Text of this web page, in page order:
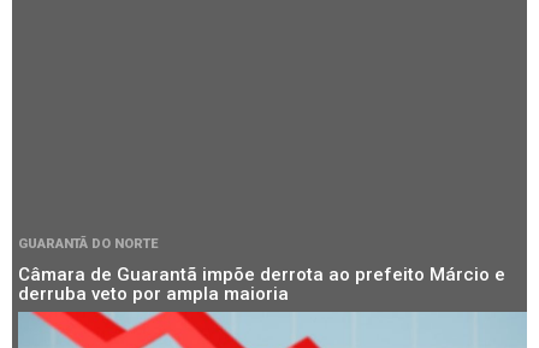
GUARANTÃ DO NORTE
Câmara de Guarantã impõe derrota ao prefeito Márcio e
derruba veto por ampla maioria